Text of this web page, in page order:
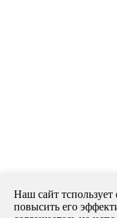
Наш сайт
повысить его